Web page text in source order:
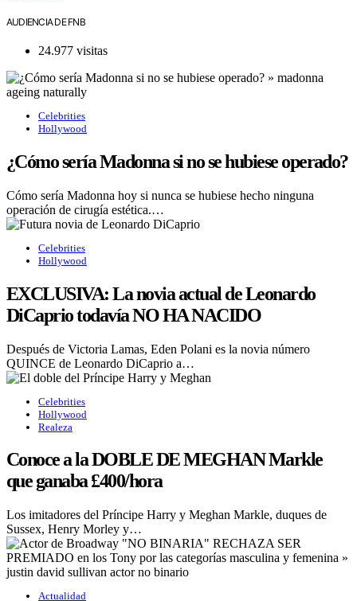
AUDIENCIA DE FNB
24.977 visitas
Celebrities
Hollywood
¿Cómo sería Madonna si no se hubiese operado?
Cómo sería Madonna hoy si nunca se hubiese hecho ninguna
operación de cirugía estética.…
Celebrities
Hollywood
EXCLUSIVA: La novia actual de Leonardo
DiCaprio todavía NO HA NACIDO
Después de Victoria Lamas, Eden Polani es la novia número
QUINCE de Leonardo DiCaprio a…
Celebrities
Hollywood
Realeza
Conoce a la DOBLE DE MEGHAN Markle
que ganaba £400/hora
Los imitadores del Príncipe Harry y Meghan Markle, duques de
Sussex, Henry Morley y…
Actualidad